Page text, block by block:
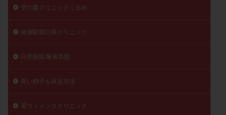
空の森クリニックくるめ
綾瀬駅前臼井クリニック
臼井医院 亀有本院
良い卵子を採る方法
英ウィメンズクリニック